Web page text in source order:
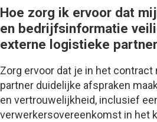
Hoe zorg ik ervoor dat
en bedrijfsinformatie
externe logistieke
Zorg ervoor dat je in het
partner duidelijke afspraken
en vertrouwelijkheid, inclusief
verwerkersovereenkomst in het